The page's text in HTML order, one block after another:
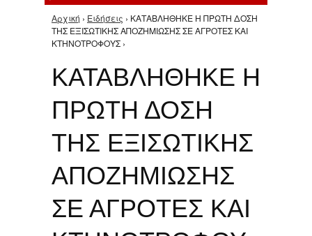
Είστε εδώ
Αρχική › Ειδήσεις › ΚΑΤΑΒΛΗΘΗΚΕ Η ΠΡΩΤΗ ΔΟΣΗ
ΤΗΣ ΕΞΙΣΩΤΙΚΗΣ ΑΠΟΖΗΜΙΩΣΗΣ ΣΕ ΑΓΡΟΤΕΣ ΚΑΙ
ΚΤΗΝΟΤΡΟΦΟΥΣ ›
ΚΑΤΑΒΛΗΘΗΚΕ Η
ΠΡΩΤΗ ΔΟΣΗ
ΤΗΣ ΕΞΙΣΩΤΙΚΗΣ
ΑΠΟΖΗΜΙΩΣΗΣ
ΣΕ ΑΓΡΟΤΕΣ ΚΑΙ